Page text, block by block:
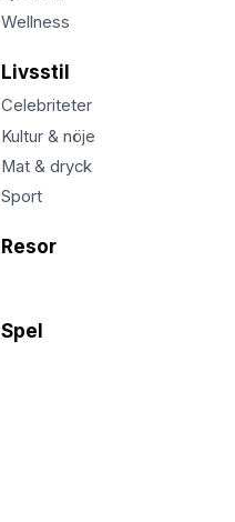
Wellness
Livsstil
Celebriteter
Kultur & nöje
Mat & dryck
Sport
Resor
Spel